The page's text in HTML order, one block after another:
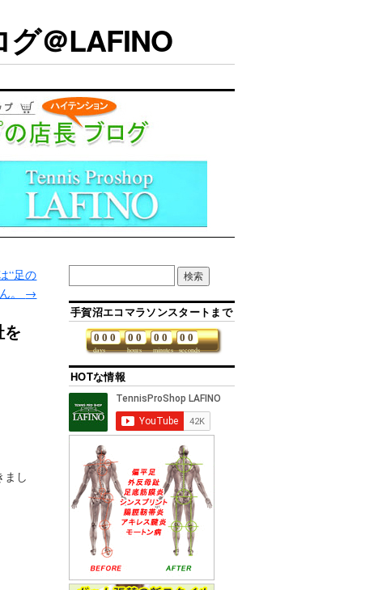
グ＠LAFINO
“足の
。 →
まし
手賀沼エコマラソンスタートまで
days
0 0 0
hours
0 0
minutes
0 0
seconds
0 0
HOTな情報